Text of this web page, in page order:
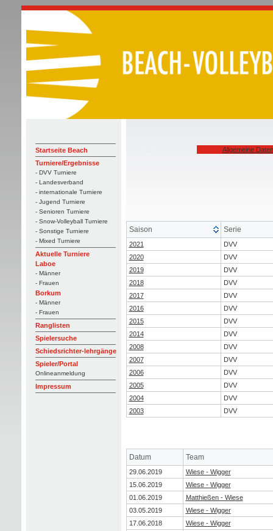
Startseite Beach
Turniere/Ergebnisse
- DVV Turniere
- Landesverband
- internationale Turniere
- Jugend Turniere
- Senioren Turniere
- Snow-Volleyball Turniere
- Sonstige Turniere
- Mixed Turniere
Aktuelle Turniere
Laboe
- Männer
- Frauen
Borkum
- Männer
- Frauen
Ranglisten
Spielersuche
Schiedsrichter-lehrgänge
Spieler/Portal
Onlineanmeldung
Impressum
Allgemeine
Saison Serie
2021
DVV
2020
DVV
2019
DVV
2018
DVV
2017
DVV
2016
DVV
2015
DVV
2014
DVV
2008
DVV
2007
DVV
2006
DVV
2005
DVV
2004
DVV
2003
DVV
Datum Team
29.06.2019
Wiese - Wigger
15.06.2019
Wiese - Wigger
01.06.2019
Matthießen - Wiese
03.05.2019
Wiese - Wigger
17.06.2018
Wiese - Wigger